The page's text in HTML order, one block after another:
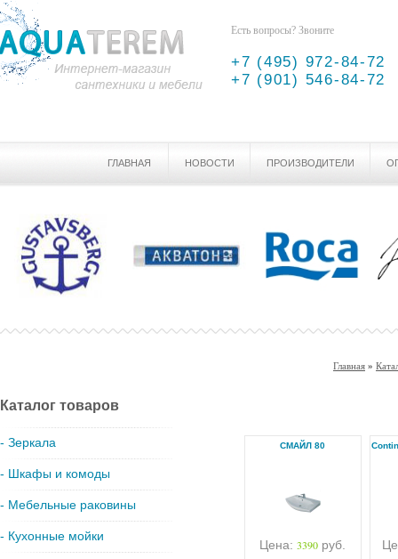
Есть вопросы? Звоните
+7 (495) 972-84-72
+7 (901) 546-84-72
ГЛАВНАЯ НОВОСТИ ПРОИЗВОДИТЕЛИ
Главная »
Каталог товаров
- Зеркала
- Шкафы и комоды
- Мебельные раковины
- Кухонные мойки
СМАЙЛ 80
Цена: 3390 руб.